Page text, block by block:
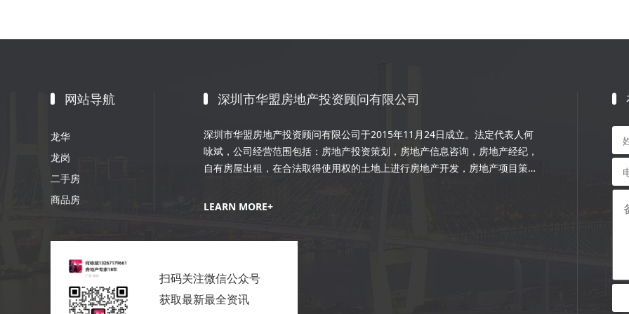
网站导航
龙华
龙岗
二手房
商品房
深圳市华盟房地产投资顾问有限公司
深圳市华盟房地产投资顾问有限公司于2015年11月24日成立。法定代表人何
咏斌，公司经营范围包括：房地产投资策划，房地产信息咨询，房地产经纪，
自有房屋出租，在合法取得使用权的土地上进行房地产开发，房地产项目策
销策划等。
LEARN MORE+
扫码关注微信公众号
获取最新最全资讯